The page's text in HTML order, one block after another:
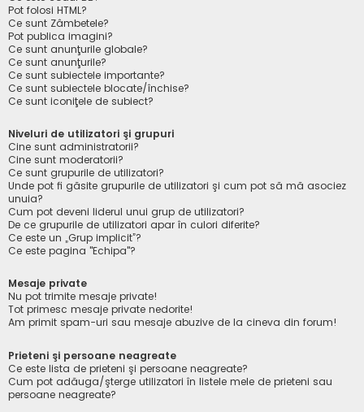
Pot folosi HTML?
Ce sunt Zâmbetele?
Pot publica imagini?
Ce sunt anunţurile globale?
Ce sunt anunţurile?
Ce sunt subiectele importante?
Ce sunt subiectele blocate/închise?
Ce sunt iconiţele de subiect?
Niveluri de utilizatori şi grupuri
Cine sunt administratorii?
Cine sunt moderatorii?
Ce sunt grupurile de utilizatori?
Unde pot fi găsite grupurile de utilizatori şi cum pot să mă asociez
unuia?
Cum pot deveni liderul unui grup de utilizatori?
De ce grupurile de utilizatori apar în culori diferite?
Ce este un „Grup implicit”?
Ce este pagina "Echipa"?
Mesaje private
Nu pot trimite mesaje private!
Tot primesc mesaje private nedorite!
Am primit spam-uri sau mesaje abuzive de la cineva din forum!
Prieteni şi persoane neagreate
Ce este lista de prieteni şi persoane neagreate?
Cum pot adăuga/şterge utilizatori în listele mele de prieteni sau
persoane neagreate?